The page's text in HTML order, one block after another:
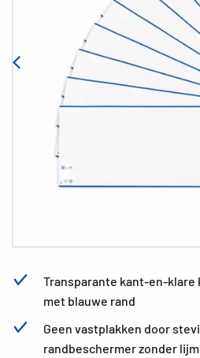
Transparante kant-en-
met blauwe rand
Geen vastplakken door
randbeschermer zonder lijm